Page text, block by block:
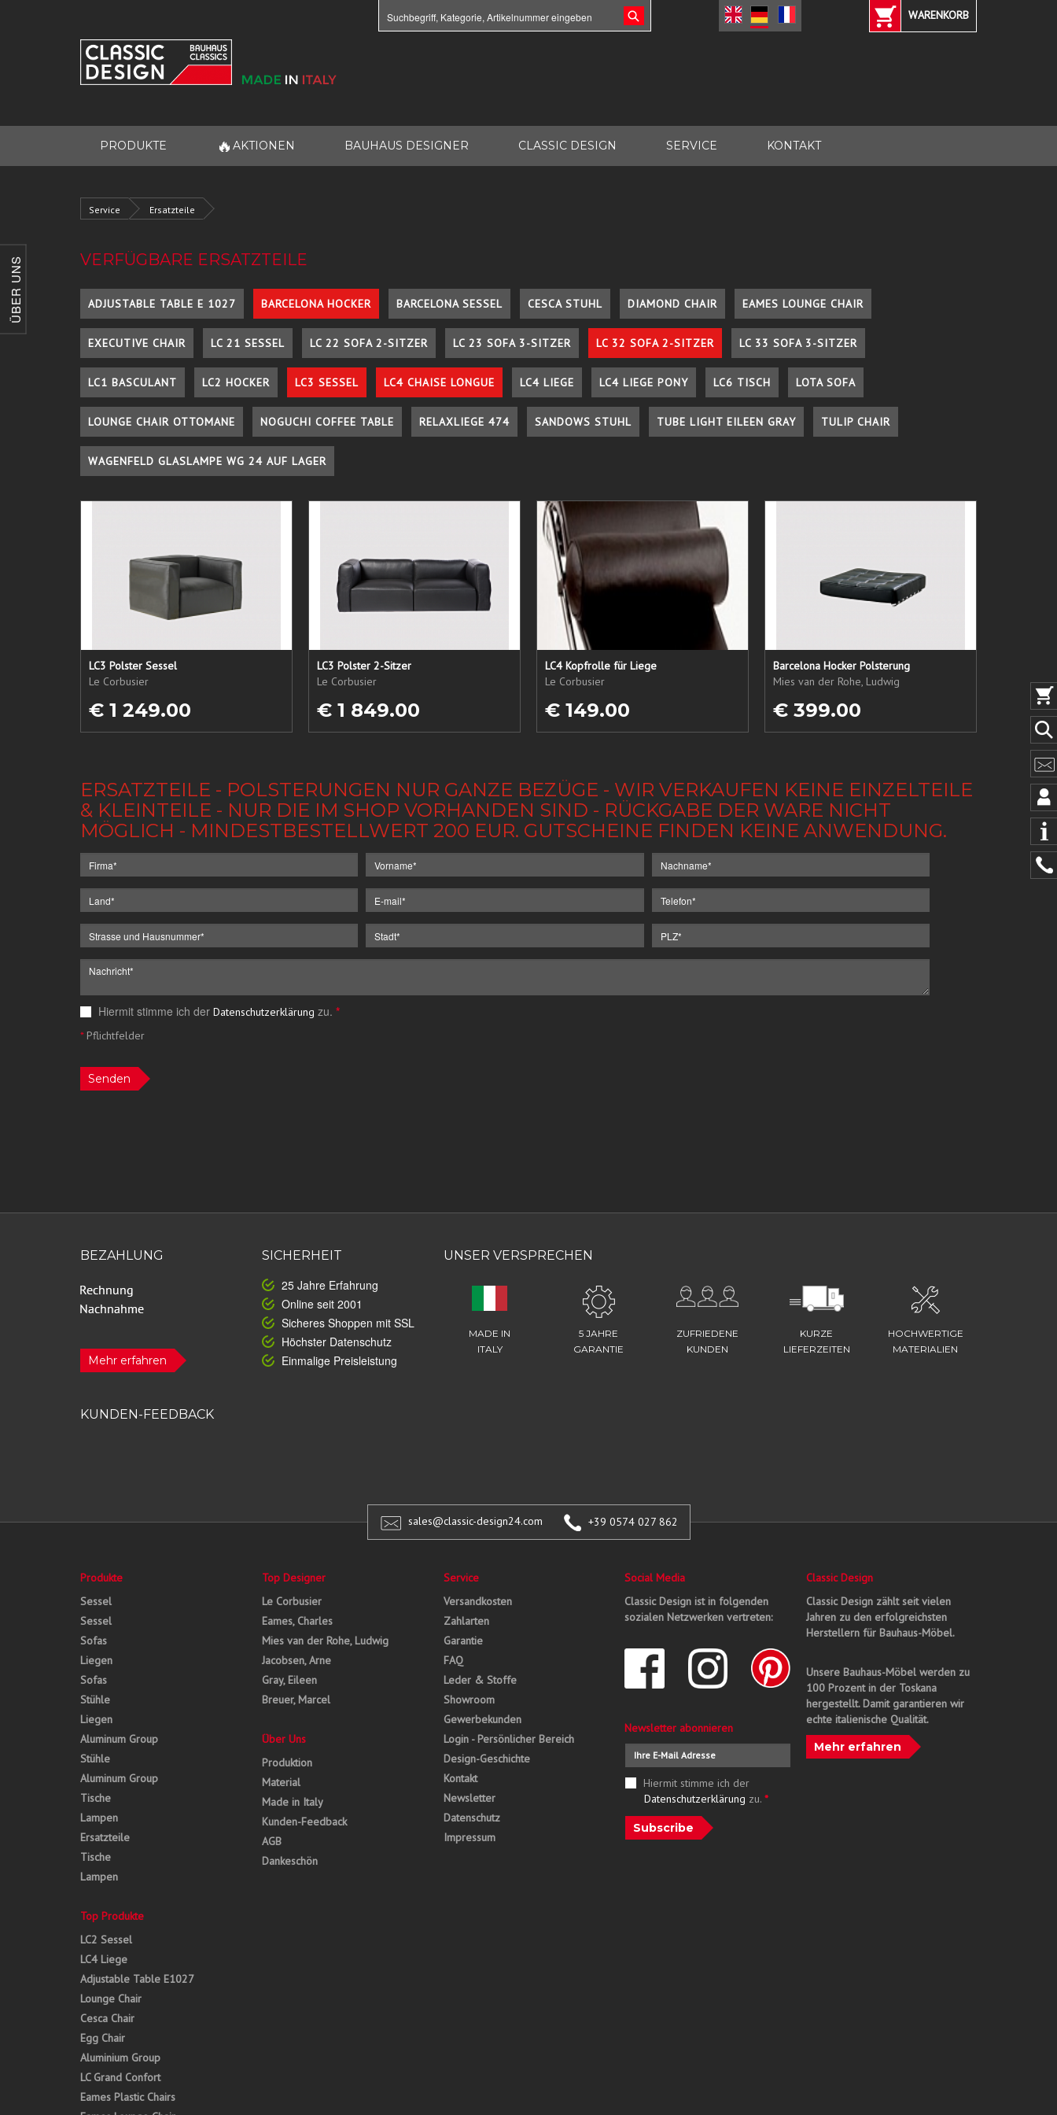
ÜBER UNS
WARENKORB
PRODUKTE 🔥 AKTIONEN BAUHAUS DESIGNER CLASSIC DESIGN SERVICE KONTAKT
Service Ersatzteile
VERFÜGBARE ERSATZTEILE
ADJUSTABLE TABLE E 1027 BARCELONA HOCKER BARCELONA SESSEL CESCA STUHL DIAMOND CHAIR EAMES LOUNGE CHAIR
EXECUTIVE CHAIR LC 21 SESSEL LC 22 SOFA 2-SITZER LC 23 SOFA 3-SITZER LC 32 SOFA 2-SITZER LC 33 SOFA 3-SITZER
LC1 BASCULANT LC2 HOCKER LC3 SESSEL LC4 CHAISE LONGUE LC4 LIEGE LC4 LIEGE PONY LC6 TISCH LOTA SOFA
LOUNGE CHAIR OTTOMANE NOGUCHI COFFEE TABLE RELAXLIEGE 474 SANDOWS STUHL TUBE LIGHT EILEEN GRAY TULIP CHAIR
WAGENFELD GLASLAMPE WG 24 AUF LAGER
LC3 Polster Sessel
Le Corbusier
€ 1 249.00
LC3 Polster 2-Sitzer
Le Corbusier
€ 1 849.00
LC4 Kopfrolle für Liege
Le Corbusier
€ 149.00
Barcelona Hocker Polsterung
Mies van der Rohe, Ludwig
€ 399.00
ERSATZTEILE - POLSTERUNGEN NUR GANZE BEZÜGE - WIR VERKAUFEN KEINE EINZELTEILE
& KLEINTEILE - NUR DIE IM SHOP VORHANDEN SIND - RÜCKGABE DER WARE NICHT
MÖGLICH - MINDESTBESTELLWERT 200 EUR. GUTSCHEINE FINDEN KEINE ANWENDUNG.
Hiermit stimme ich der Datenschutzerklärung zu. *
*Pflichtfelder
Senden
BEZAHLUNG
Mehr erfahren
SICHERHEIT
25 Jahre Erfahrung
Online seit 2001
Sicheres Shoppen mit SSL
Höchster Datenschutz
Einmalige Preisleistung
UNSER VERSPRECHEN
MADE IN
ITALY
5 JAHRE
GARANTIE
ZUFRIEDENE
KUNDEN
KURZE
LIEFERZEITEN
HOCHWERTIGE
MATERIALIEN
KUNDEN-FEEDBACK
sales@classic-design24.com +39 0574 027 862
Produkte
Sessel
Sessel
Sofas
Liegen
Sofas
Stühle
Liegen
Aluminum Group
Stühle
Aluminum Group
Tische
Lampen
Ersatzteile
Tische
Lampen
Top Produkte
LC2 Sessel
LC4 Liege
Adjustable Table E1027
Lounge Chair
Cesca Chair
Egg Chair
Aluminium Group
LC Grand Confort
Eames Plastic Chairs
Top Designer
Le Corbusier
Eames, Charles
Mies van der Rohe, Ludwig
Jacobsen, Arne
Gray, Eileen
Breuer, Marcel
Über Uns
Produktion
Material
Made in Italy
Kunden-Feedback
AGB
Dankeschön
Service
Versandkosten
Zahlarten
Garantie
FAQ
Leder & Stoffe
Showroom
Gewerbekunden
Login - Persönlicher Bereich
Design-Geschichte
Kontakt
Newsletter
Datenschutz
Impressum
Social Media
Classic Design ist in folgenden
sozialen Netzwerken vertreten:
Newsletter abonnieren
Hiermit stimme ich der
Datenschutzerklärung zu. *
Subscribe
Classic Design
Classic Design zählt seit vielen
Jahren zu den erfolgreichsten
Herstellern für Bauhaus-Möbel.
Unsere Bauhaus-Möbel werden zu
100 Prozent in der Toskana
hergestellt. Damit garantieren wir
echte italienische Qualität.
Mehr erfahren